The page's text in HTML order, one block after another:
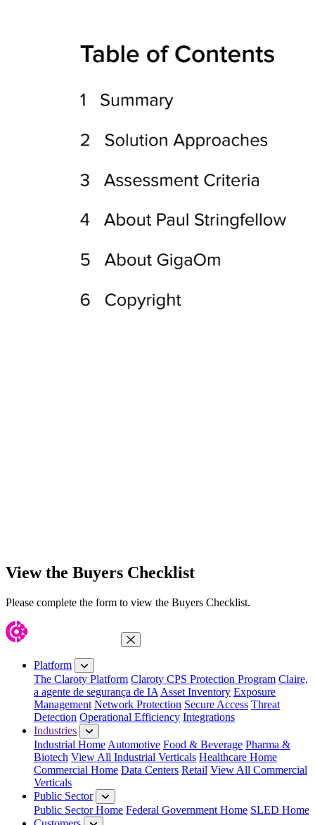
View the Buyers Checklist
Please complete the form to view the Buyers Checklist.
Close Menu
Platform
The Claroty Platform Claroty CPS Protection Program Claire,
a agente de segurança de IA Asset Inventory Exposure
Management Network Protection Secure Access Threat
Detection Operational Efficiency Integrations
Industries
Industrial Home Automotive Food & Beverage Pharma &
Biotech View All Industrial Verticals Healthcare Home
Commercial Home Data Centers Retail View All Commercial
Verticals
Public Sector
Public Sector Home Federal Government Home SLED Home